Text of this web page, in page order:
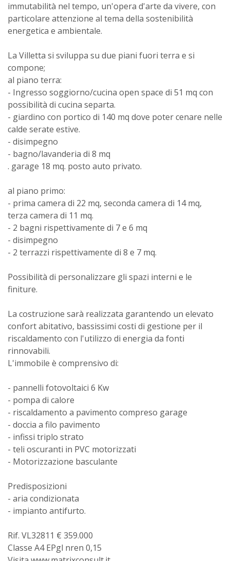
immutabilità nel tempo, un'opera d'arte da vivere, con
particolare attenzione al tema della sostenibilità
energetica e ambientale.
La Villetta si sviluppa su due piani fuori terra e si
compone;
al piano terra:
- Ingresso soggiorno/cucina open space di 51 mq con
possibilità di cucina separta.
- giardino con portico di 140 mq dove poter cenare nelle
calde serate estive.
- disimpegno
- bagno/lavanderia di 8 mq
. garage 18 mq. posto auto privato.
al piano primo:
- prima camera di 22 mq, seconda camera di 14 mq,
terza camera di 11 mq.
- 2 bagni rispettivamente di 7 e 6 mq
- disimpegno
- 2 terrazzi rispettivamente di 8 e 7 mq.
Possibilità di personalizzare gli spazi interni e le
finiture.
La costruzione sarà realizzata garantendo un elevato
confort abitativo, bassissimi costi di gestione per il
riscaldamento con l'utilizzo di energia da fonti
rinnovabili.
L'immobile è comprensivo di:
- pannelli fotovoltaici 6 Kw
- pompa di calore
- riscaldamento a pavimento compreso garage
- doccia a filo pavimento
- infissi triplo strato
- teli oscuranti in PVC motorizzati
- Motorizzazione basculante
Predisposizioni
- aria condizionata
- impianto antifurto.
Rif. VL32811 € 359.000
Classe A4 EPgl nren 0,15